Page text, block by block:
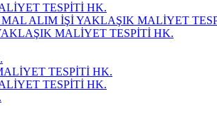
TESPİTİ HK.
ALIM İŞİ YAKLAŞIK MALİYET
MALİYET TESPİTİ HK.
TESPİTİ HK.
TESPİTİ HK.